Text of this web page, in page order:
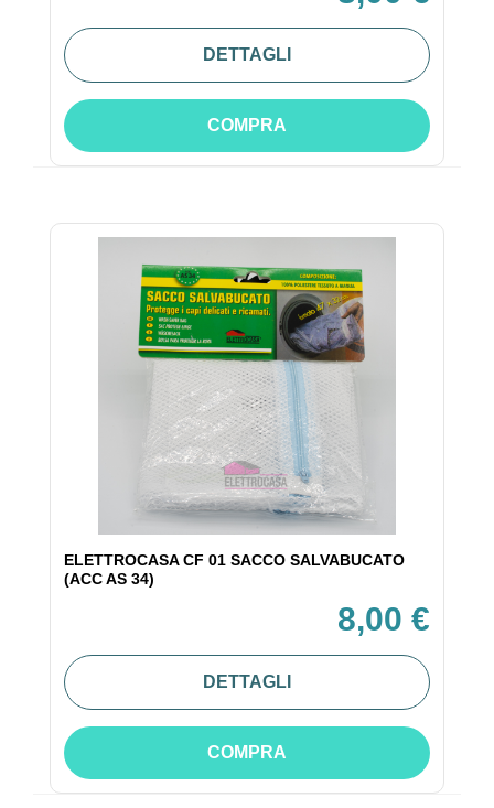
DETTAGLI
COMPRA
ELETTROCASA CF 01 SACCO SALVABUCATO
(ACC AS 34)
8,00 €
DETTAGLI
COMPRA